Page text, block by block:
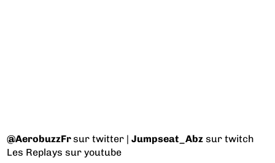
@AerobuzzFrsur twitter |Jumpseat_Abz sur twitch
Les Replays sur youtube